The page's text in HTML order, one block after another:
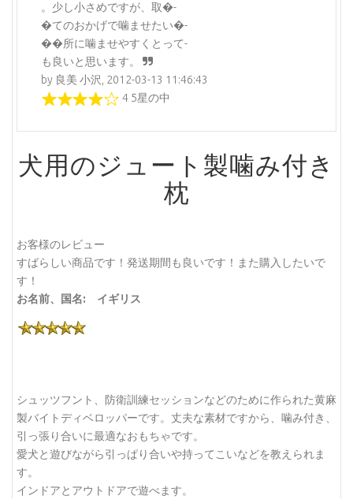
。少し小さめですが、取�-
�てのおかげで噛ませたい�-
��所に噛ませやすくとって-
も良いと思います。
by 良美 小沢, 2012-03-13 11:46:43
4 5星の中
犬用のジュート製噛み付き
枕
お客様のレビュー
すばらしい商品です！発送期間も良いです！また購入したいで
す！
お名前、国名: イギリス
シュッツフント、防衛訓練セッションなどのために作られた黄麻
製バイトディベロッパーです。丈夫な素材ですから、噛み付き、
引っ張り合いに最適なおもちゃです。
愛犬と遊びながら引っぱり合いや持ってこいなどを教えられま
す。
インドアとアウトドアで遊べます。